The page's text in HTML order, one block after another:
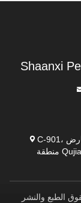
Shaanxi
C-901، مركز المعارض Qujiang، رقم 6 طريق Yan Zhan،
الطبع والنشر